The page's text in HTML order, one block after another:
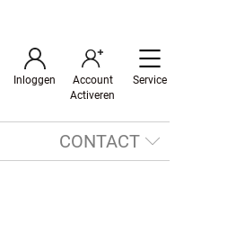
Inloggen
Account
Activeren
Service
CONTACT